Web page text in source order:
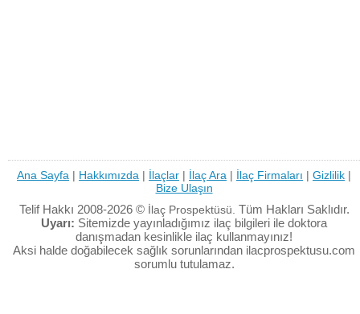
Ana Sayfa | Hakkımızda | İlaçlar | İlaç Ara | İlaç Firmaları | Gizlilik |
Bize Ulaşın
Telif Hakkı 2008-2026 © İlaç Prospektüsü. Tüm Hakları Saklıdır.
Uyarı: Sitemizde yayınladığımız ilaç bilgileri ile doktora
danışmadan kesinlikle ilaç kullanmayınız!
Aksi halde doğabilecek sağlık sorunlarından ilacprospektusu.com
sorumlu tutulamaz.